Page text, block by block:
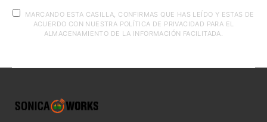
MARCANDO ESTA CASILLA, CONFIRMAS QUE HAS LEÍDO Y ESTAS DE
ACUERDO CON NUESTRA POLÍTICA DE PRIVACIDAD PARA EL
ALMACENAMIENTO DE LA INFORMACIÓN FACILITADA.